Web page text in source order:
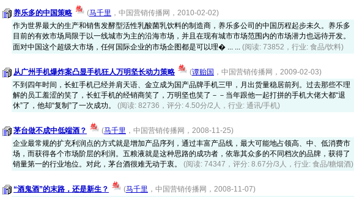
养乐多的中国策略 (马千里 ，中国营销传播网，2010-02-02)
作为世界最大的生产和销售发酵型活性乳酸菌乳饮料的制造商，养乐多公司的中国历程起步未久。养乐多
目前的有效市场局限于以一线城市为主的沿海市场，并且在现有城市市场范围内的市场潜力也远待开发。
面对中国这个超级大市场，任何国际企业的市场企图都是可以理� ... ... (阅读: 73852，行业: 食品/饮料)
从广州手机爆炸案凸显手机狂人万明坚长动力策略 (谭贻国 ，中国营销传播网，2009-02-03)
不到四年时间，长虹手机已经并肩天语、金立成为国产品牌手机三甲，月出货量稳居前列。过去那些不理
解的员工羞涩的笑了，长虹手机的经销商笑了，万明坚也笑了－－当年跟他一起打拼的手机大佬大都“退
休”了，他却“复制”了一次成功。 (阅读: 82736，评分: 4.50分/2人，行业: 通讯/手机)
茅台做不成中低端酒？ (马千里 ，中国营销传播网，2008-11-25)
企业最常规的扩充利润点的方式就是增加产品序列，通过丰富产品线，最大可能地占领高、中、低消费市
场，而获得各个市场阶层的利润。五粮液就是这种思路的成功者，依靠其众多的不同档次的品牌，获得了
销量第一的行业地位。对此，茅台酒很难无动于衷。 (阅读: 74347，评分: 8.67分/3人，行业: 食品/糖烟酒)
“酒鬼酒”的末路，还是新生？ (马千里 ，中国营销传播网，2008-11-07)